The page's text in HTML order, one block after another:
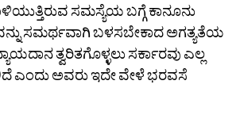
ಸಮಸ್ಯೆಯ ಬಗ್ಗೆ ಕಾನೂನು
ಸಮರ್ಥವಾಗಿ ಬಳಸಬೇಕಾದ ಅಗತ್ಯತೆಯ
ತ್ವರಿತಗೊಳ್ಳಲು ಸರ್ಕಾರವು ಎಲ್ಲ
ಎಂದು ಅವರು ಇದೇ ವೇಳೆ ಭರವಸೆ